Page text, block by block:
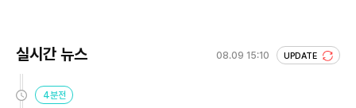
실시간 뉴스 08.09 15:10 UPDATE
4분전